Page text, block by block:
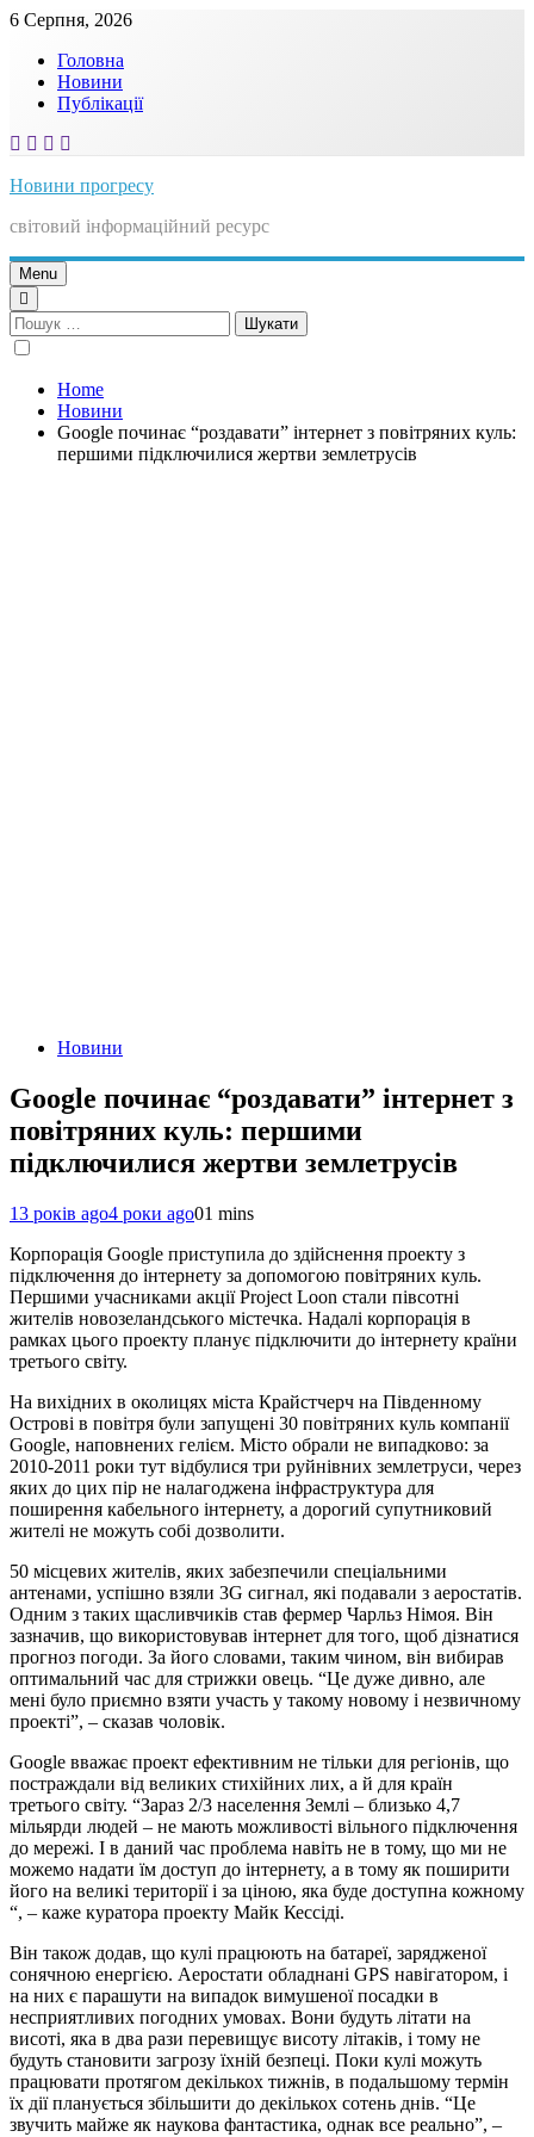
Skip
content
6 Серпня, 2026
Головна
Новини
Публікації
Новини прогресу
світовий інформаційний ресурс
Menu
Пошук:
Home
Новини
Google починає “роздавати” інтернет з повітряних куль:
першими підключилися жертви землетрусів
Новини
Google починає “роздавати” інтернет з
повітряних куль: першими
підключилися жертви землетрусів
13 років ago4 роки ago01 mins
Корпорація Google приступила до здійснення проекту з
підключення до інтернету за допомогою повітряних куль.
Першими учасниками акції Project Loon стали півсотні
жителів новозеландського містечка. Надалі корпорація в
рамках цього проекту планує підключити до інтернету країни
третього світу.
На вихідних в околицях міста Крайстчерч на Південному
Острові в повітря були запущені 30 повітряних куль компанії
Google, наповнених гелієм. Місто обрали не випадково: за
2010-2011 роки тут відбулися три руйнівних землетруси, через
яких до цих пір не налагоджена інфраструктура для
поширення кабельного інтернету, а дорогий супутниковий
жителі не можуть собі дозволити.
50 місцевих жителів, яких забезпечили спеціальними
антенами, успішно взяли 3G сигнал, які подавали з аеростатів.
Одним з таких щасливчиків став фермер Чарльз Німоя. Він
зазначив, що використовував інтернет для того, щоб дізнатися
прогноз погоди. За його словами, таким чином, він вибирав
оптимальний час для стрижки овець. “Це дуже дивно, але
мені було приємно взяти участь у такому новому і незвичному
проекті”, – сказав чоловік.
Google вважає проект ефективним не тільки для регіонів, що
постраждали від великих стихійних лих, а й для країн
третього світу. “Зараз 2/3 населення Землі – близько 4,7
мільярди людей – не мають можливості вільного підключення
до мережі. І в даний час проблема навіть не в тому, що ми не
можемо надати їм доступ до інтернету, а в тому як поширити
його на великі території і за ціною, яка буде доступна кожному
“, – каже куратора проекту Майк Кессіді.
Він також додав, що кулі працюють на батареї, зарядженої
сонячною енергією. Аеростати обладнані GPS навігатором, і
на них є парашути на випадок вимушеної посадки в
несприятливих погодних умовах. Вони будуть літати на
висоті, яка в два рази перевищує висоту літаків, і тому не
будуть становити загрозу їхній безпеці. Поки кулі можуть
працювати протягом декількох тижнів, в подальшому термін
їх дії планується збільшити до декількох сотень днів. “Це
звучить майже як наукова фантастика, однак все реально”, –